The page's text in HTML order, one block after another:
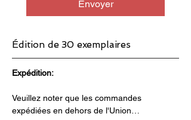
Envoyer
Édition de 30 exemplaires
Expédition:
Veuillez noter que les commandes
expédiées en dehors de l'Union…